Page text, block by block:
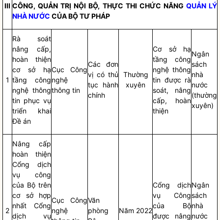
III CÔNG, QUẢN TRỊ NỘI BỘ, THỰC THI CHỨC NĂNG QUẢN LÝ
NHÀ NƯỚC CỦA BỘ TƯ PHÁP
1
Rà soát
nâng cấp,
hoàn thiện
cơ sở hạ
tầng công
nghệ thông
tin phục vụ
triển khai
Đề án
Cục Công
nghệ
thông tin
Các đơn
vị có thủ
tục hành
chính
Thường
xuyên
Cơ sở hạ
tầng công
nghệ thông
tin được rà
soát, nâng
cấp, hoàn
thiện
Ngân
sách
nhà
nước
(thường
xuyên)
2
Nâng cấp
hoàn thiện
Cổng dịch
vụ công
của Bộ trên
cơ sở hợp
nhất Cổng
dịch vụ
Cục Công
nghệ
Văn
phòng
Năm 2022
Cổng dịch
vụ Công
của Bộ
được nâng
Ngân
sách
nhà
nước